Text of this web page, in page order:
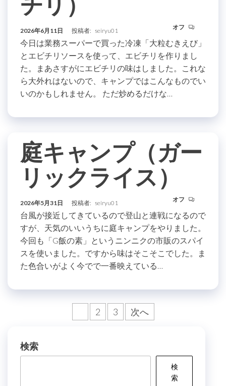
2026年6月11日 投稿者: seiryu01 オフ
今日は業務スーパーで買った冷凍「大粒むきえび」
とエビチリソースを使って、エビチリを作りまし
た。まあさすがにエビチリの味はしました。これな
ら大外れはないので、キャンプではこんなものでい
いのかもしれません。 ただ炒めるだけな…
庭キャンプ（ガー
リックライス）
2026年5月31日 投稿者: seiryu01 オフ
台風が接近してきているので登山と連戦になるので
すが、天気のいいうちに庭キャンプをやりました。
今回も「G飯の素」というニンニクの市販のスパイ
スを使いました。ですから味はそこそこでした。ま
た色合いがよく今でで一番映えている…
の
ペ
2 3 次へ
検索
検
索